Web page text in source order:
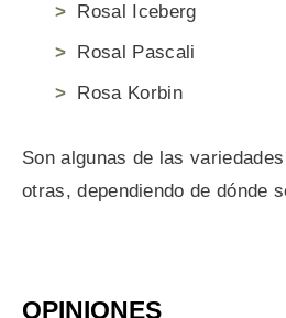
Rosal Iceberg
Rosal Pascali
Rosa Korbin
Son algunas de las
otras, dependiendo de dónde
OPINIONES